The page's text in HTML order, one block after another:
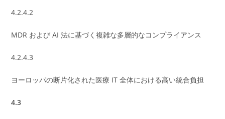
4.2.4.2
MDR および AI 法に基づく複雑な多層的なコンプライアンス
4.2.4.3
ヨーロッパの断片化された医療 IT 全体における高い統合負担
4.3